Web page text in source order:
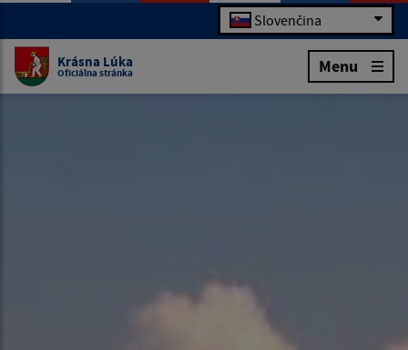
Slovenčina
Krásna Lúka
Oficiálna stránka Menu